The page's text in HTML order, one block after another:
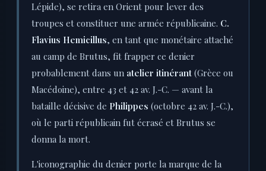
Lépide), se retira en Orient pour lever des
troupes et constituer une armée républicaine. C.
Flavius Hemicillus, en tant que monétaire attaché
au camp de Brutus, fit frapper ce denier
probablement dans un atelier itinérant (Grèce ou
Macédoine), entre 43 et 42 av. J.-C. — avant la
bataille décisive de Philippes (octobre 42 av. J.-C.),
où le parti républicain fut écrasé et Brutus se
donna la mort.
L'iconographie du denier porte la marque de la